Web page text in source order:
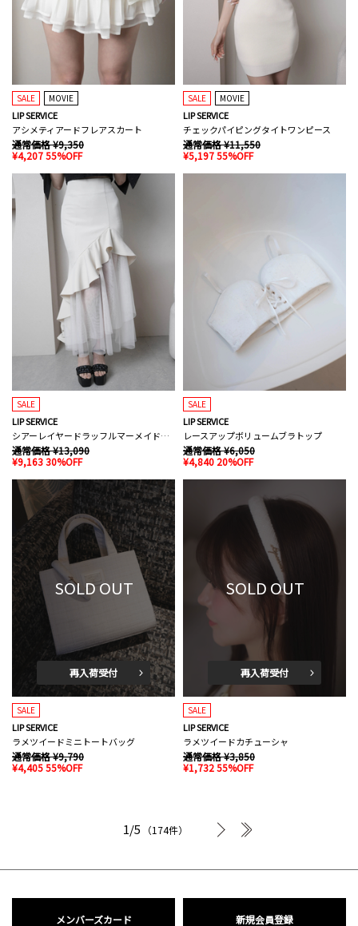
SALE MOVIE
LIP SERVICE
アシメティアードフレアスカート
通常価格 ¥9,350
¥4,207 55%OFF
SALE MOVIE
LIP SERVICE
チェックパイピングタイトワンピース
通常価格 ¥11,550
¥5,197 55%OFF
SALE
LIP SERVICE
シアーレイヤードラッフルマーメイドスカート
通常価格 ¥13,090
¥9,163 30%OFF
SALE
LIP SERVICE
レースアップボリュームブラトップ
通常価格 ¥6,050
¥4,840 20%OFF
SOLD OUT
再入荷受付
SALE
LIP SERVICE
ラメツイードミニトートバッグ
通常価格 ¥9,790
¥4,405 55%OFF
SOLD OUT
再入荷受付
SALE
LIP SERVICE
ラメツイードカチューシャ
通常価格 ¥3,850
¥1,732 55%OFF
1/5 （174件）
次へ
メンバーズカード 新規会員登録